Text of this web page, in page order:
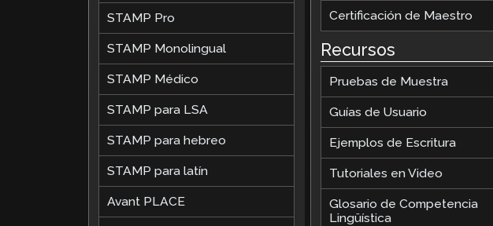
STAMP Pro
STAMP Monolingual
STAMP Médico
STAMP para LSA
STAMP para hebreo
STAMP para latín
Avant PLACE
Certificación de Maestro
Recursos
Pruebas de Muestra
Guías de Usuario
Ejemplos de Escritura
Tutoriales en Video
Glosario de Competencia
Lingüística